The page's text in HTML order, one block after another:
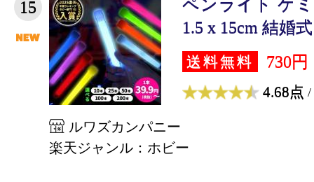
15
ペンライト ケ
1.5 x 15cm 結婚
送料無料 730円
4.68点 /
ルワズカンパニー
楽天ジャンル：ホビー